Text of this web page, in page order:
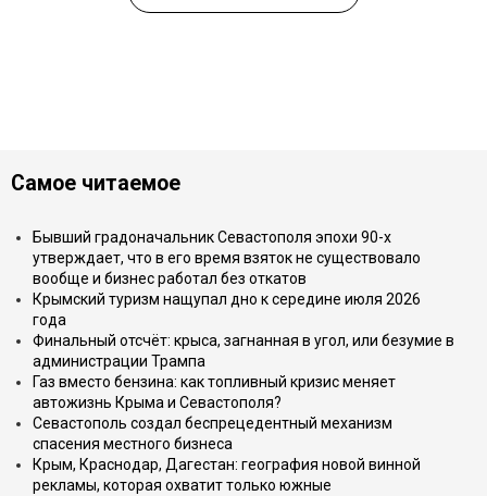
Самое читаемое
Бывший градоначальник Севастополя эпохи 90-х
утверждает, что в его время взяток не существовало
вообще и бизнес работал без откатов
Крымский туризм нащупал дно к середине июля 2026
года
Финальный отсчёт: крыса, загнанная в угол, или безумие в
администрации Трампа
Газ вместо бензина: как топливный кризис меняет
автожизнь Крыма и Севастополя?
Севастополь создал беспрецедентный механизм
спасения местного бизнеса
Крым, Краснодар, Дагестан: география новой винной
рекламы, которая охватит только южные